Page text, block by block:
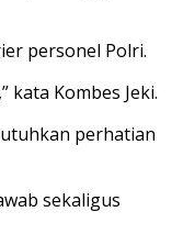
personel Polri.
Kombes Jeki.
perhatian
sekaligus